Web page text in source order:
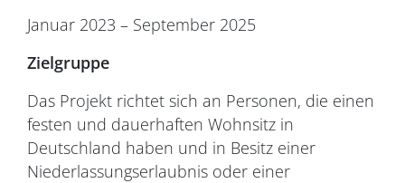
Januar 2023 – September 2025
Zielgruppe
Das Projekt richtet sich an Personen, die einen
festen und dauerhaften Wohnsitz in
Deutschland haben und in Besitz einer
Niederlassungserlaubnis oder einer